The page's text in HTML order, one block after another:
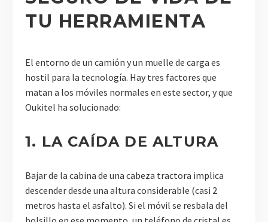
TU HERRAMIENTA
El entorno de un camión y un muelle de carga es
hostil para la tecnología. Hay tres factores que
matan a los móviles normales en este sector, y que
Oukitel ha solucionado:
1. LA CAÍDA DE ALTURA
Bajar de la cabina de una cabeza tractora implica
descender desde una altura considerable (casi 2
metros hasta el asfalto). Si el móvil se resbala del